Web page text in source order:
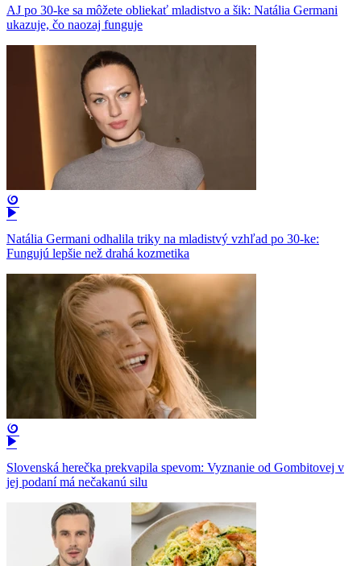
AJ po 30-ke sa môžete obliekať mladistvo a šik: Natália Germani
ukazuje, čo naozaj funguje
Natália Germani odhalila triky na mladistvý vzhľad po 30-ke:
Fungujú lepšie než drahá kozmetika
Slovenská herečka prekvapila spevom: Vyznanie od Gombitovej v
jej podaní má nečakanú silu